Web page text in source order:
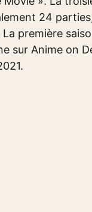
24
première
sur Anime on